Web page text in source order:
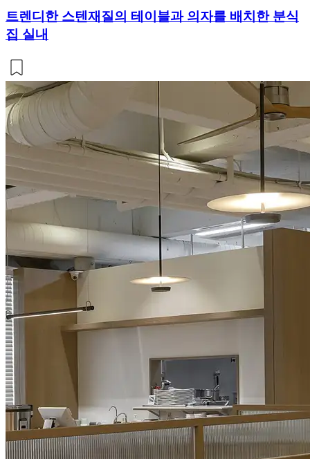
트렌디한 스텐재질의 테이블과 의자를 배치한 분식
집 실내